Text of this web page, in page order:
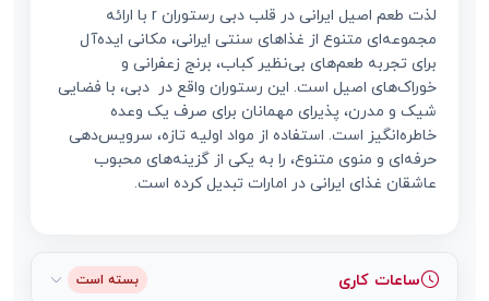
لذت طعم اصیل ایرانی در قلب دبی رستوران r با ارائه
مجموعه‌ای متنوع از غذاهای سنتی ایرانی، مکانی ایده‌آل
برای تجربه طعم‌های بی‌نظیر کباب، برنج زعفرانی و
خوراک‌های اصیل است. این رستوران واقع در دبی، با فضایی
شیک و مدرن، پذیرای مهمانان برای صرف یک وعده
خاطره‌انگیز است. استفاده از مواد اولیه تازه، سرویس‌دهی
حرفه‌ای و منوی متنوع، را به یکی از گزینه‌های محبوب
عاشقان غذای ایرانی در امارات تبدیل کرده است.
ساعات کاری بسته است